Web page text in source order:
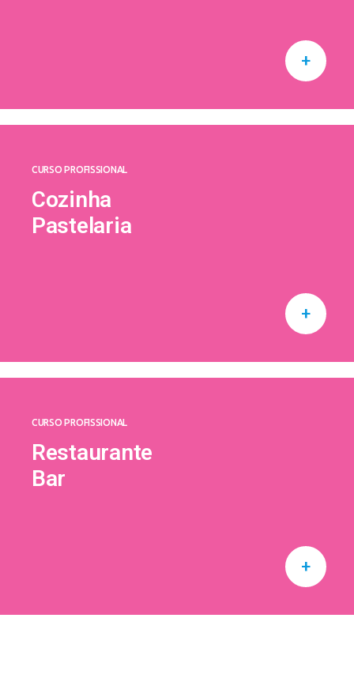
+
CURSO PROFISSIONAL
Cozinha
Pastelaria
+
CURSO PROFISSIONAL
Restaurante
Bar
+